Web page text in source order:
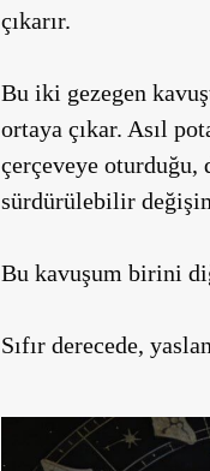
çıkarır.
Bu iki gezegen
ortaya çıkar. Asıl
çerçeveye
sürdürülebilir
Bu kavuşum birini
Sıfır derecede,